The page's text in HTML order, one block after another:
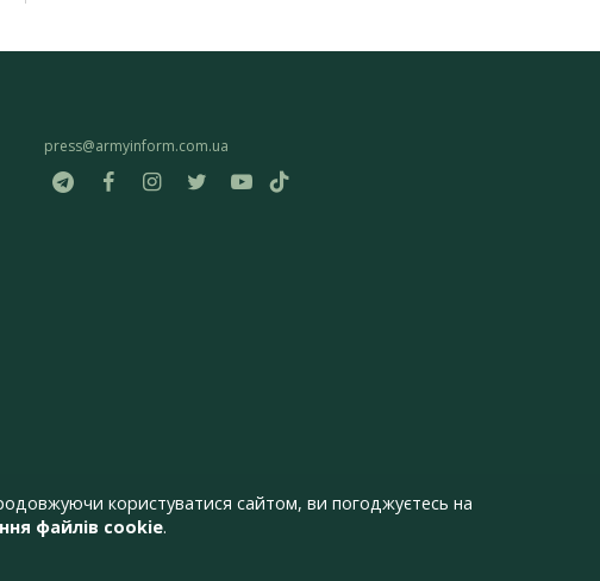
press@armyinform.com.ua
користуватися сайтом, ви погоджуєтесь на
файлів cookie.